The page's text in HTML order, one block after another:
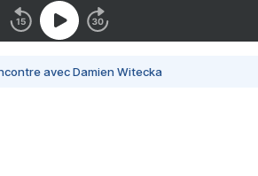
avec Damien Witecka